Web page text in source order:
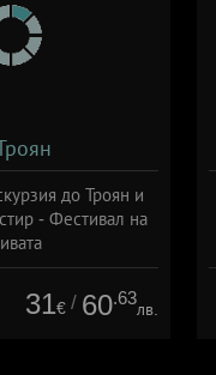
до Троян и
- Фестивал на
+ без храна
31€ / 60.63
лв.